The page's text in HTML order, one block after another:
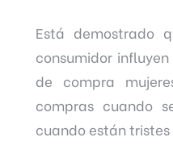
Está demostrado
consumidor
de compra
compras cuando
cuando están